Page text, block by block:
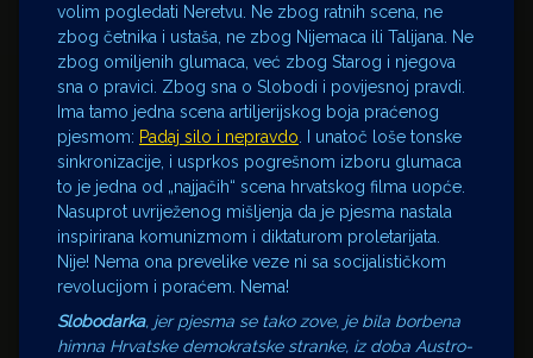
volim pogledati Neretvu. Ne zbog ratnih scena, ne
zbog četnika i ustaša, ne zbog Nijemaca ili Talijana. Ne
zbog omiljenih glumaca, već zbog Starog i njegova
sna o pravici. Zbog sna o Slobodi i povijesnoj pravdi.
Ima tamo jedna scena artiljerijskog boja praćenog
pjesmom: Padaj silo i nepravdo . I unatoč loše tonske
sinkronizacije, i usprkos pogrešnom izboru glumaca
to je jedna od „najjačih“ scena hrvatskog filma uopće.
Nasuprot uvriježenog mišljenja da je pjesma nastala
inspirirana komunizmom i diktaturom proletarijata.
Nije! Nema ona prevelike veze ni sa socijalističkom
revolucijom i poraćem. Nema!
Slobodarka, jer pjesma se tako zove, je bila borbena
himna Hrvatske demokratske stranke, iz doba Austro-